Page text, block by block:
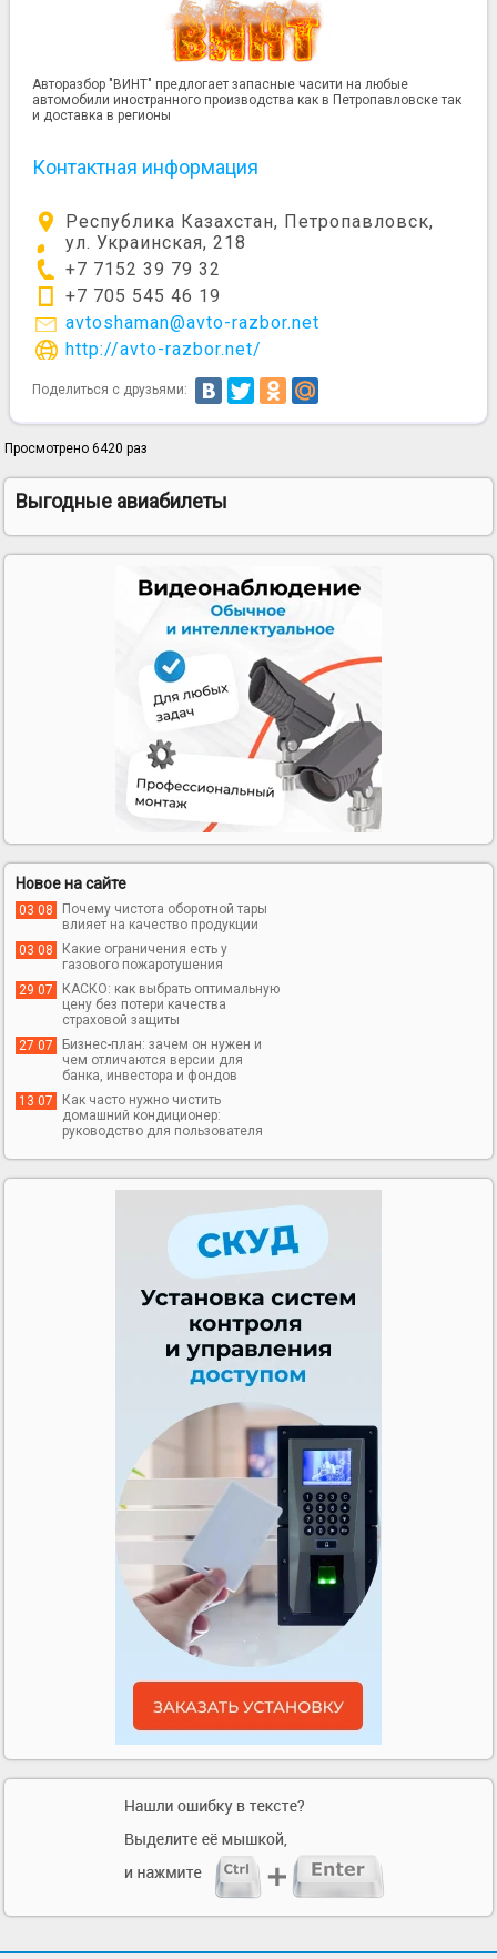
Авторазбор "ВИНТ" предлогает запасные часити на любые
автомобили иностранного производства как в Петропавловске так
и доставка в регионы
Контактная информация
Республика Казахстан, Петропавловск,
ул. Украинская, 218
+7 7152 39 79 32
+7 705 545 46 19
avtoshaman@avto-razbor.net
http://avto-razbor.net/
Поделиться с друзьями:
Просмотрено 6420 раз
Выгодные авиабилеты
Новое на сайте
03 08
Почему чистота оборотной тары
влияет на качество продукции
03 08
Какие ограничения есть у
газового пожаротушения
29 07
КАСКО: как выбрать оптимальную
цену без потери качества
страховой защиты
27 07
Бизнес-план: зачем он нужен и
чем отличаются версии для
банка, инвестора и фондов
13 07
Как часто нужно чистить
домашний кондиционер:
руководство для пользователя